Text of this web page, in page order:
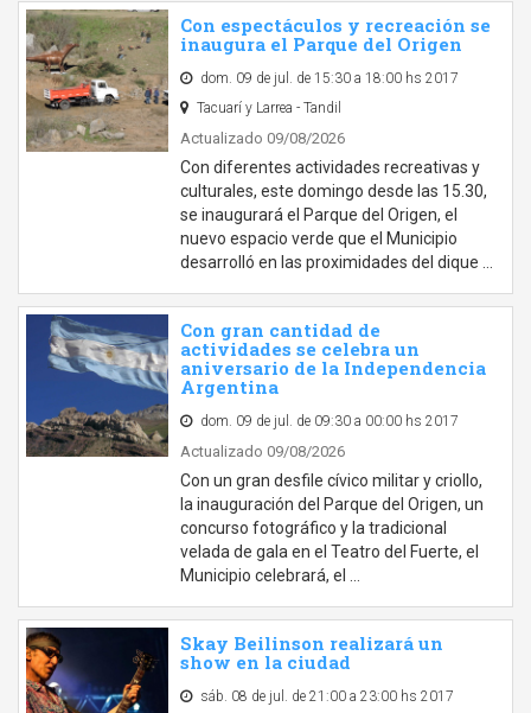
Con espectáculos y recreación se
inaugura el Parque del Origen
dom. 09 de jul. de 15:30 a 18:00 hs 2017
Tacuarí y Larrea - Tandil
Actualizado 09/08/2026
Con diferentes actividades recreativas y
culturales, este domingo desde las 15.30,
se inaugurará el Parque del Origen, el
nuevo espacio verde que el Municipio
desarrolló en las proximidades del dique …
Con gran cantidad de
actividades se celebra un
aniversario de la Independencia
Argentina
dom. 09 de jul. de 09:30 a 00:00 hs 2017
Actualizado 09/08/2026
Con un gran desfile cívico militar y criollo,
la inauguración del Parque del Origen, un
concurso fotográfico y la tradicional
velada de gala en el Teatro del Fuerte, el
Municipio celebrará, el …
Skay Beilinson realizará un
show en la ciudad
sáb. 08 de jul. de 21:00 a 23:00 hs 2017